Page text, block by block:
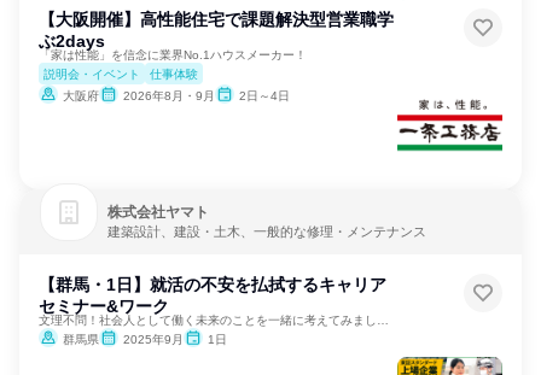
【大阪開催】高性能住宅で課題解決型営業職学
ぶ2days
「家は性能」を信念に業界No.1ハウスメーカー！
説明会・イベント
仕事体験
大阪府
2026年8月・9月 2日～4日
株式会社ヤマト
建築設計、建設・土木、一般的な修理・メンテナンス
【群馬・1日】就活の不安を払拭するキャリア
セミナー&ワーク
群馬県
2025年9月 1日